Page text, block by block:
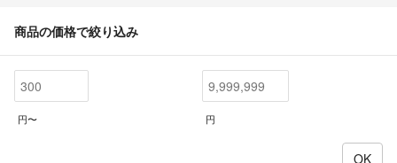
商品の価格で絞り込み
円〜 円